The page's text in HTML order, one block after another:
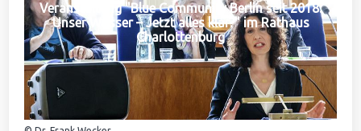
Veranstaltung "Blue Community Berlin seit 2018:
Unser Wasser – Jetzt alles klar?" im Rathaus
Charlottenburg